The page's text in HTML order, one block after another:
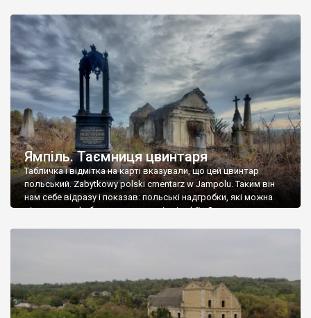
Ямпіль. Таємниця цвинтаря
Табличка і відмітка на карті вказували, що цей цвинтар
польський. Zabytkowy polski cmentarz w Jampolu. Таким він
нам себе відразу і показав: польські надгробки, які можна
віднести до фабричних, польські епітафії… Загалом цвинтар